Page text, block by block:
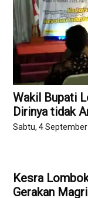
Wakil Bupati
Dirinya tidak
Sabtu, 4 September
Kesra
Gerakan